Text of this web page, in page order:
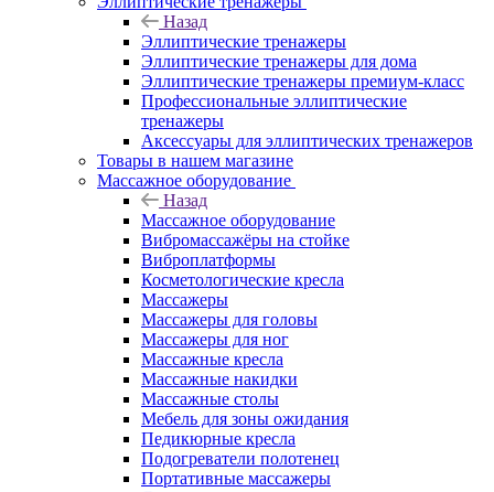
Назад
Эллиптические тренажеры
Эллиптические тренажеры для дома
Эллиптические тренажеры премиум-класс
Профессиональные эллиптические
тренажеры
Аксессуары для эллиптических тренажеров
Товары в нашем магазине
Массажное оборудование
Назад
Массажное оборудование
Вибромассажёры на стойке
Виброплатформы
Косметологические кресла
Массажеры
Массажеры для головы
Массажеры для ног
Массажные кресла
Массажные накидки
Массажные столы
Мебель для зоны ожидания
Педикюрные кресла
Подогреватели полотенец
Портативные массажеры